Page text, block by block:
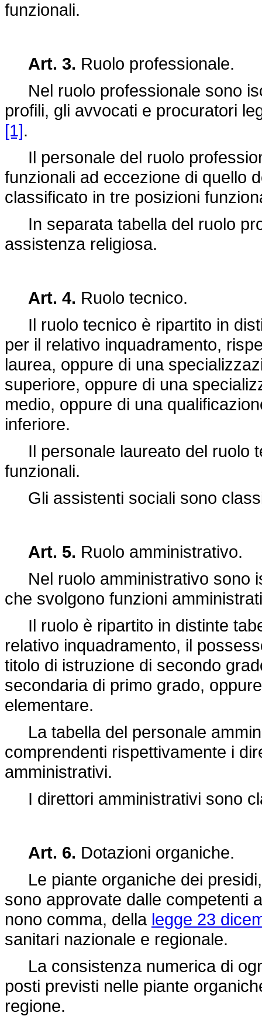
funzionali.
Art. 3. Ruolo professionale.
Nel ruolo professionale sono
profili, gli avvocati e procuratori
[1].
Il personale del ruolo
funzionali ad eccezione di quello
classificato in tre posizioni
In separata tabella del ruolo
assistenza religiosa.
Art. 4. Ruolo tecnico.
Il ruolo tecnico è ripartito in
per il relativo inquadramento,
laurea, oppure di una
superiore, oppure di una
medio, oppure di una
inferiore.
Il personale laureato del ruolo
funzionali.
Gli assistenti sociali sono
Art. 5. Ruolo amministrativo.
Nel ruolo amministrativo sono
che svolgono funzioni
Il ruolo è ripartito in distinte
relativo inquadramento, il
titolo di istruzione di secondo
secondaria di primo grado,
elementare.
La tabella del personale
comprendenti rispettivamente i
amministrativi.
I direttori amministrativi sono
Art. 6. Dotazioni organiche.
Le piante organiche dei
sono approvate dalle competenti
nono comma, della legge 23
sanitari nazionale e regionale.
La consistenza numerica di
posti previsti nelle piante
regione.